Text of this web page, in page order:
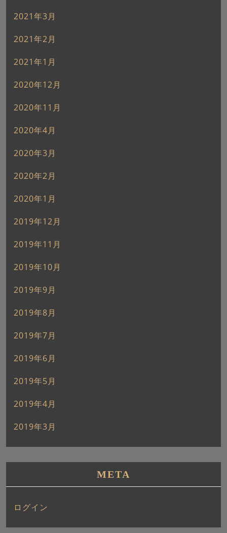
2021年3月
2021年2月
2021年1月
2020年12月
2020年11月
2020年4月
2020年3月
2020年2月
2020年1月
2019年12月
2019年11月
2019年10月
2019年9月
2019年8月
2019年7月
2019年6月
2019年5月
2019年4月
2019年3月
META
ログイン